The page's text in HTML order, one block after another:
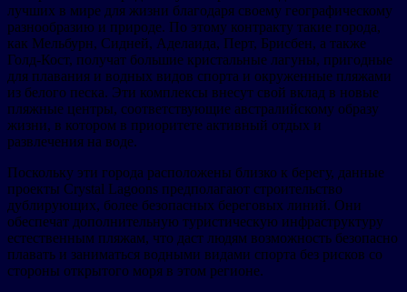
лучших в мире для жизни благодаря своему географическому
разнообразию и природе. По этому контракту такие города,
как Мельбурн, Сидней, Аделаида, Перт, Брисбен, а также
Голд-Кост, получат большие кристальные лагуны, пригодные
для плавания и водных видов спорта и окруженные пляжами
из белого песка. Эти комплексы внесут свой вклад в новые
пляжные центры, соответствующие австралийскому образу
жизни, в котором в приоритете активный отдых и
развлечения на воде.
Поскольку эти города расположены близко к берегу, данные
проекты Crystal Lagoons предполагают строительство
дублирующих, более безопасных береговых линий. Они
обеспечат дополнительную туристическую инфраструктуру
естественным пляжам, что даст людям возможность безопасно
плавать и заниматься водными видами спорта без рисков со
стороны открытого моря в этом регионе.